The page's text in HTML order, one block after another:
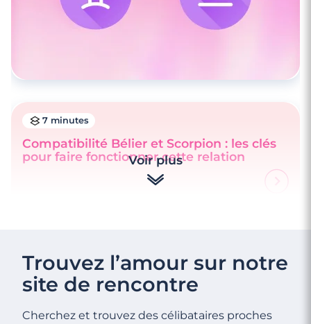
7 minutes
Compatibilité Bélier et Scorpion : les clés
pour faire fonctionner cette relation
Voir plus
Trouvez l’amour sur notre
site de rencontre
Cherchez et trouvez des célibataires proches